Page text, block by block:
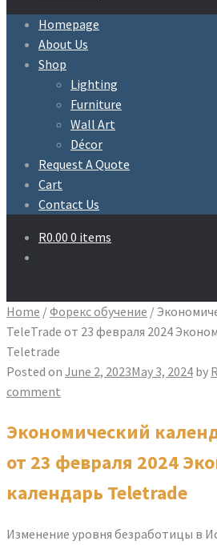
Homepage
About Us
Shop
Lighting
Furniture
Wall Art
Décor
Request A Quote
Cart
Contact Us
R0.00 0 items
Home /Форекс обучение /
TeleTrade от 23 февраля 2024
Teletrade
Posted on June 2, 2023May 3, 2024 by
comment
Экономический
от 23 февраля 2024
календарь Teletrade
Изменение уровня безработицы в